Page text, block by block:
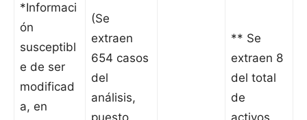
*Informaci
ón
susceptibl
e de ser
modificad
a, en
(Se
extraen
654 casos
del
análisis,
** Se
extraen 8
del total
de